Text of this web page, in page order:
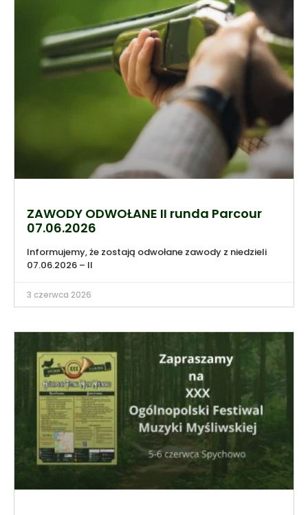
ZAWODY ODWOŁANE II runda Parcour
07.06.2026
Informujemy, że zostają odwołane zawody z niedzieli
07.06.2026 – II
3 czerwca 2026